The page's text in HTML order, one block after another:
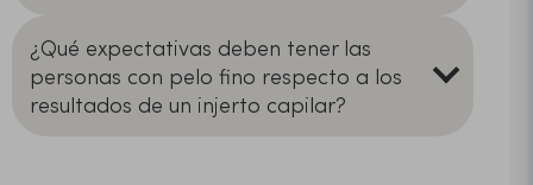
¿Qué expectativas deben tener las
personas con pelo fino respecto a los
resultados de un injerto capilar?